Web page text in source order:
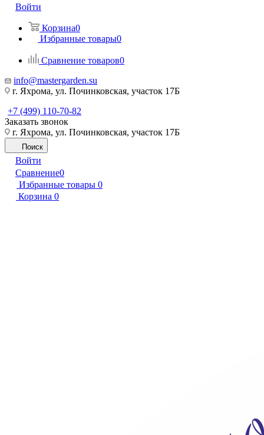
Войти
Корзина0
Избранные товары0
Сравнение товаров0
info@mastergarden.su
г. Яхрома, ул. Починковская, участок 17Б
+7 (499) 110-70-82
Заказать звонок
г. Яхрома, ул. Починковская, участок 17Б
Поиск
Войти
Сравнение0
Избранные товары 0
Корзина 0